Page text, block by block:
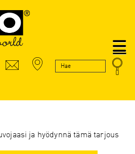
ja hyödynnä tämä tarjous